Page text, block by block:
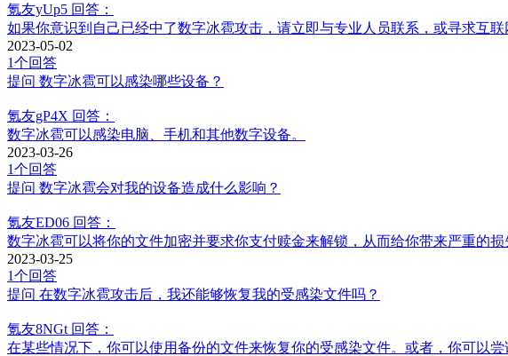
氪友yUp5 回答：
如果你意识到自己已经中了数字冰雹攻击，请立即与专业人员联系，或寻求互联
2023-05-02
1个回答
提问 数字冰雹可以感染哪些设备？
氪友gP4X 回答：
数字冰雹可以感染电脑、手机和其他数字设备。
2023-03-26
1个回答
提问 数字冰雹会对我的设备造成什么影响？
氪友ED06 回答：
数字冰雹可以将你的文件加密并要求你支付赎金来解锁，从而给你带来严重的损
2023-03-25
1个回答
提问 在数字冰雹攻击后，我还能够恢复我的受感染文件吗？
氪友8NGt 回答：
在某些情况下，你可以使用备份的文件来恢复你的受感染文件。或者，你可以